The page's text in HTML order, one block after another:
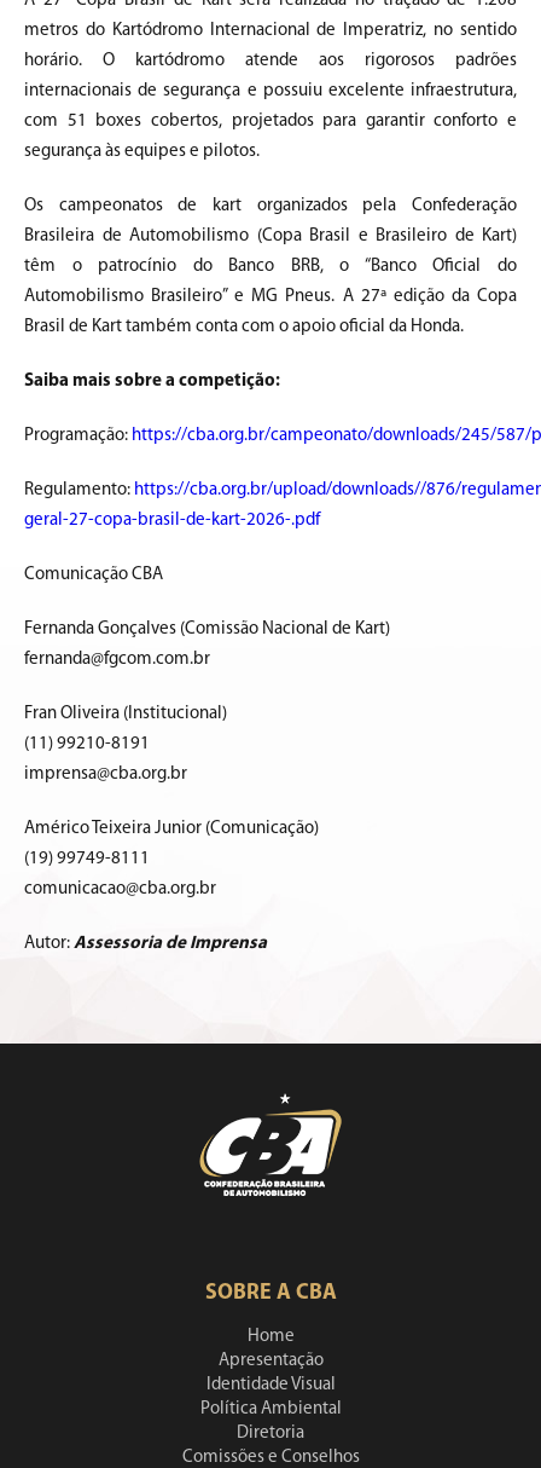
metros do Kartódromo Internacional de Imperatriz, no sentido
horário. O kartódromo atende aos rigorosos padrões
internacionais de segurança e possuiu excelente infraestrutura,
com 51 boxes cobertos, projetados para garantir conforto e
segurança às equipes e pilotos.
Os campeonatos de kart organizados pela Confederação
Brasileira de Automobilismo (Copa Brasil e Brasileiro de Kart)
têm o patrocínio do Banco BRB, o “Banco Oficial do
Automobilismo Brasileiro” e MG Pneus. A 27ª edição da Copa
Brasil de Kart também conta com o apoio oficial da Honda.
Saiba mais sobre a competição:
Programação: https://cba.org.br/campeonato/downloads/245/587/
Regulamento: https://cba.org.br/upload/downloads//876/
geral-27-copa-brasil-de-kart-2026-.pdf
Comunicação CBA
Fernanda Gonçalves (Comissão Nacional de Kart)
fernanda@fgcom.com.br
Fran Oliveira (Institucional)
(11) 99210-8191
imprensa@cba.org.br
Américo Teixeira Junior (Comunicação)
(19) 99749-8111
comunicacao@cba.org.br
Autor: Assessoria de Imprensa
SOBRE A CBA
Home
Apresentação
Identidade Visual
Política Ambiental
Diretoria
Comissões e Conselhos